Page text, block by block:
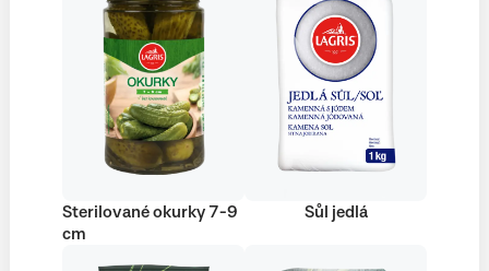
Sterilované okurky 7-9
cm
Sůl jedlá